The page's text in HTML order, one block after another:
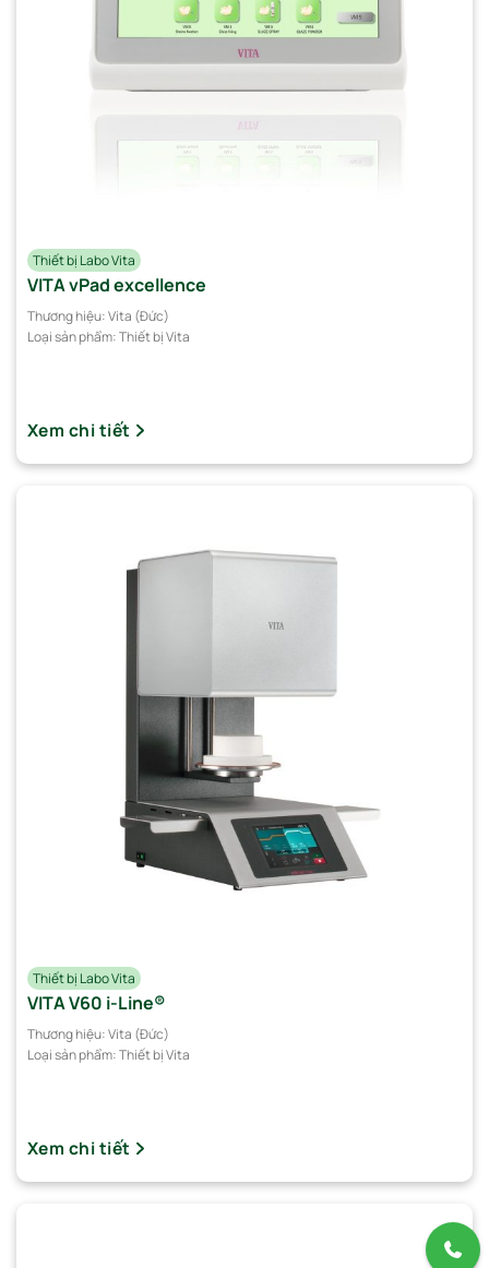
Thiết bị Labo Vita
VITA vPad excellence
Thương hiệu:Vita (Đức)
Loại sản phẩm:Thiết bị Vita
Xem chi tiết
Thiết bị Labo Vita
VITA V60 i-Line®
Thương hiệu:Vita (Đức)
Loại sản phẩm:Thiết bị Vita
Xem chi tiết